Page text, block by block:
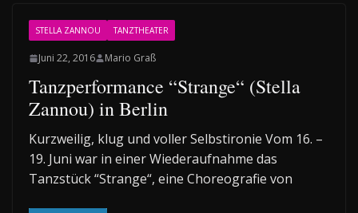
STELLA ZANNOU TANZTHEATER
Juni 22, 2016 Mario Graß
Tanzperformance “Strange“ (Stella
Zannou) in Berlin
Kurzweilig, klug und voller Selbstironie Vom 16. –
19. Juni war in einer Wiederaufnahme das
Tanzstück “Strange“, eine Choreografie von